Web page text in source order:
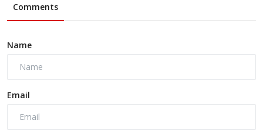
Comments
Name
Email